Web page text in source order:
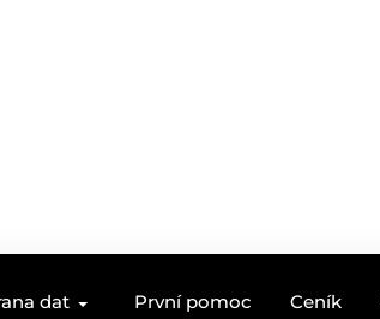
dat První pomoc Ceník